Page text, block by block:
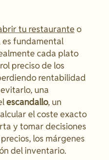
tu restaurante o
es fundamental
cada plato
preciso de los
rentabilidad
una
escandallo, un
el coste exacto
y tomar decisiones
los márgenes
del inventario.